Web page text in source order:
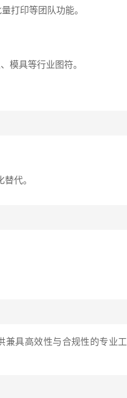
打印等团队功能。
模具等行业图符。
代。
兼具高效性与合规性的专业工